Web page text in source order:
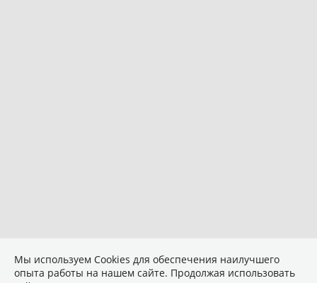
Мы используем Сookies для обеспечения наилучшего
опыта работы на нашем сайте. Продолжая использовать